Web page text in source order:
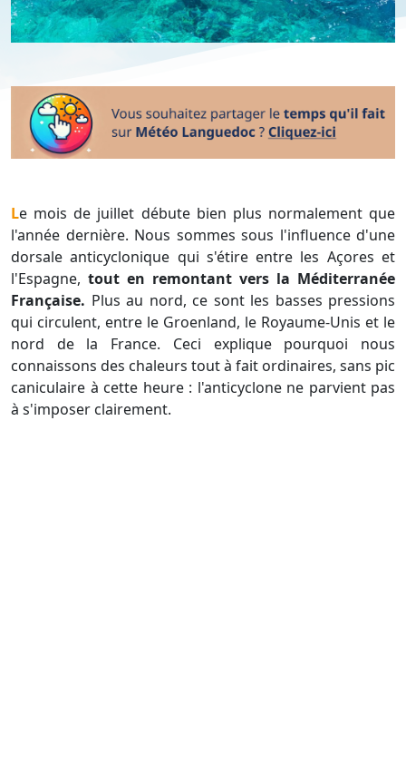
Le mois de juillet débute bien plus normalement que
l'année dernière. Nous sommes sous l'influence d'une
dorsale anticyclonique qui s'étire entre les Açores et
l'Espagne, tout en remontant vers la Méditerranée
Française. Plus au nord, ce sont les basses pressions
qui circulent, entre le Groenland, le Royaume-Unis et le
nord de la France. Ceci explique pourquoi nous
connaissons des chaleurs tout à fait ordinaires, sans pic
caniculaire à cette heure : l'anticyclone ne parvient pas
à s'imposer clairement.